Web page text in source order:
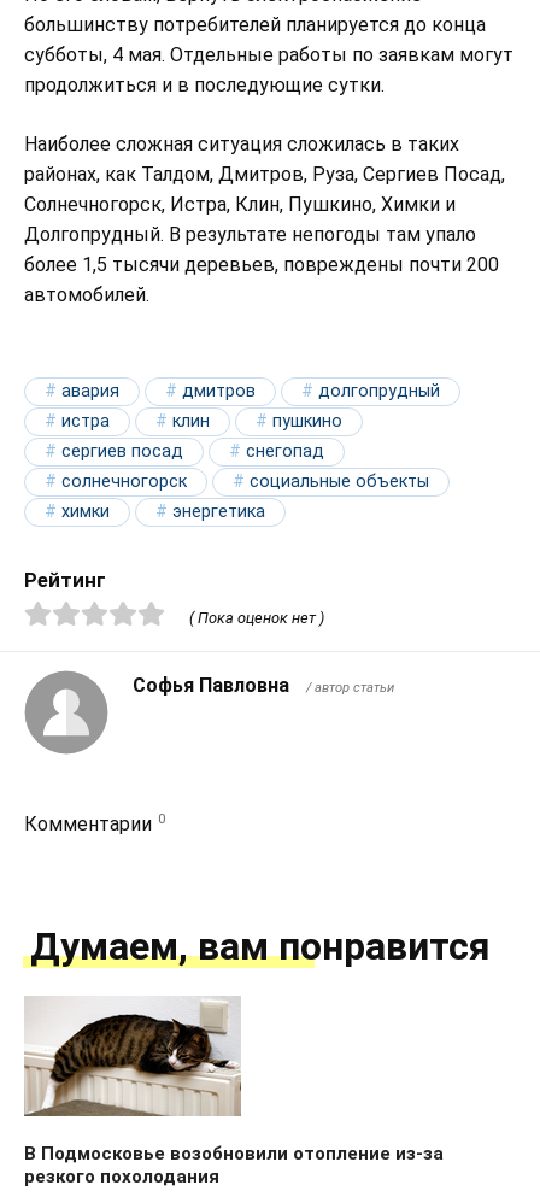
большинству потребителей планируется до конца
субботы, 4 мая. Отдельные работы по заявкам могут
продолжиться и в последующие сутки.
Наиболее сложная ситуация сложилась в таких
районах, как Талдом, Дмитров, Руза, Сергиев Посад,
Солнечногорск, Истра, Клин, Пушкино, Химки и
Долгопрудный. В результате непогоды там упало
более 1,5 тысячи деревьев, повреждены почти 200
автомобилей.
авария дмитров
долгопрудный
истра
клин
пушкино
сергиев посад
снегопад
солнечногорск
социальные объекты
химки
энергетика
Рейтинг
( Пока оценок нет )
Софья Павловна / автор статьи
Комментарии 0
Думаем, вам понравится
В Подмосковье возобновили отопление из-за
резкого похолодания